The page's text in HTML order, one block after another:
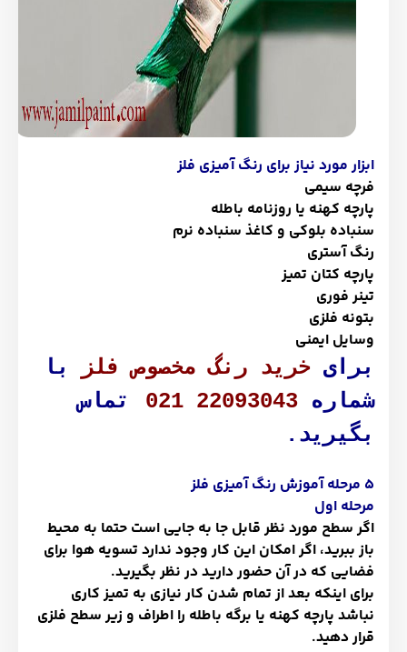
ابزار مورد نیاز برای رنگ آمیزی فلز
فرچه سیمی
پارچه کهنه یا روزنامه باطله
سنباده بلوکی و کاغذ سنباده نرم
رنگ آستری
پارچه کتان تمیز
تینر فوری
بتونه فلزی
وسایل ایمنی
برای خرید رنگ مخصوص فلز
با
شماره
تماس
بگیرید.
5 مرحله آموزش رنگ آمیزی فلز
مرحله اول
اگر سطح مورد نظر قابل جا به جایی است حتما به محیط
باز ببرید، اگر امکان این کار وجود ندارد تسویه هوا برای
فضایی که در آن حضور دارید در نظر بگیرید.
برای اینکه بعد از تمام شدن کار نیازی به تمیز کاری
نباشد پارچه کهنه یا برگه باطله را اطراف و زیر سطح فلزی
قرار دهید.